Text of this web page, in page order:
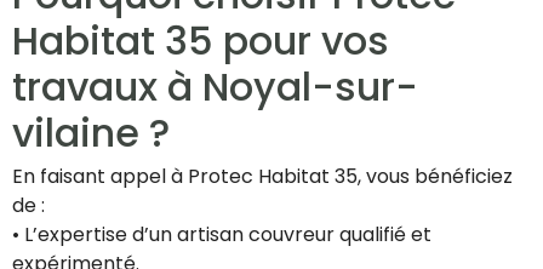
Habitat 35 pour vos
travaux à Noyal-sur-
vilaine ?
En faisant appel à Protec Habitat 35, vous bénéficiez
de :
• L’expertise d’un artisan couvreur qualifié et